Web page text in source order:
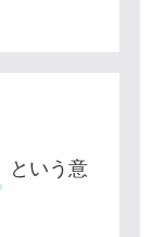
という意